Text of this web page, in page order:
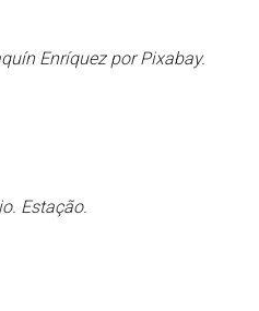
Enríquez por Pixabay.
Estação.